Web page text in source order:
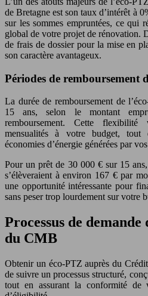
de Bretagne est son taux d’intérêt à
sur les sommes empruntées, ce qui
global de votre projet de rénovation.
de frais de dossier pour la mise en
son caractère avantageux.
Périodes de remboursement
La durée de remboursement de
15 ans, selon le montant
remboursement. Cette flexibilité
mensualités à votre budget, tout
économies d’énergie générées par
Pour un prêt de 30 000 € sur 15
s’élèveraient à environ 167 € par
une opportunité intéressante pour
sans peser trop lourdement sur votre
Processus de
du CMB
Obtenir un éco-PTZ auprès du
de suivre un processus structuré,
tout en assurant la conformité de